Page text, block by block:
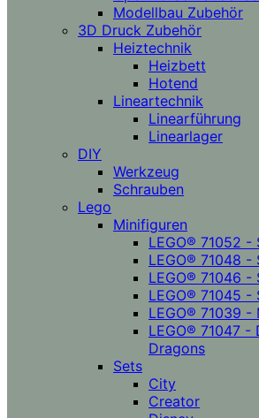
Modellbau Zubehör
3D Druck Zubehör
Heiztechnik
Heizbett
Hotend
Lineartechnik
Linearführung
Linearlager
DIY
Werkzeug
Schrauben
Lego
Minifiguren
LEGO® 71052 -
LEGO® 71048 -
LEGO® 71046 -
LEGO® 71045 -
LEGO® 71039 -
LEGO® 71047 -
Dragons
Sets
City
Creator